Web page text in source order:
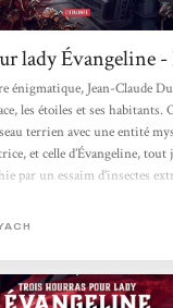
lady Évangeline
énigmatique, Jean-Claude
les étoiles et ses habitants.
terrien avec une entité
et celle d’Évangeline, tout
par un essaim d’insectes
au plus près. Le toucher